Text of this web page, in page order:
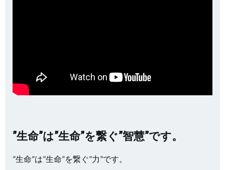
”生命”は”生命”を繋ぐ”智慧”です。
”生命”は”生命”を繋ぐ”力”です。